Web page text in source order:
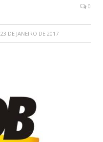
0
23 DE JANEIRO DE 2017